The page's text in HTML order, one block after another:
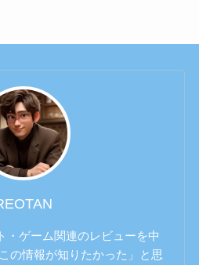
・ゲーム関連のレビューを中
の情報が知りたかった」と思